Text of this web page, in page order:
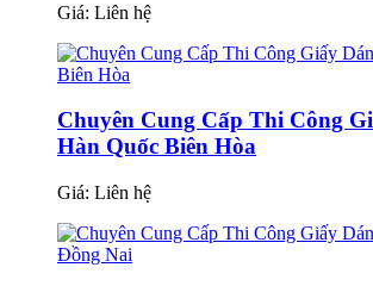
Giá: Liên hệ
Chuyên Cung Cấp Thi Công
Hàn Quốc Biên Hòa
Giá: Liên hệ